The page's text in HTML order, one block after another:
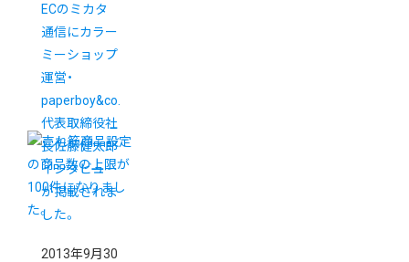
ECのミカタ
通信にカラー
ミーショップ
運営・
paperboy&co.
代表取締役社
長佐藤健太郎
インタビュー
が掲載されま
した。
2013年9月30